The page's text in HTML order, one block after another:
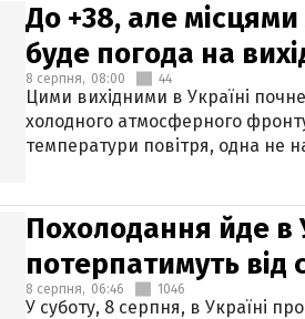
До +38, але
буде погода на
8 серпня, 08:00 44
Цими вихідними в Україні
холодного атмосферного
температури повітря, одна не
Похолодання йде в
потерпатимуть від
8 серпня, 06:46 1046
У суботу, 8 серпня, в Україні